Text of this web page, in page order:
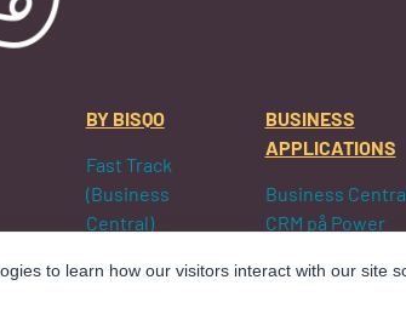
BY BISQO
Fast Track
(Business
Central)
Central)
BUSINESS
APPLICATIONS
Business
CRM på Power
D365 Customer
to learn how our visitors interact with our site